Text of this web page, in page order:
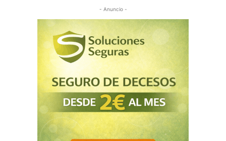
- Anuncio -